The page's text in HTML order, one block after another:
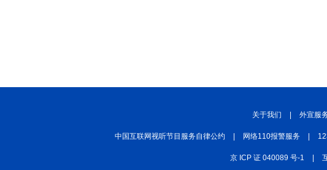
关于我们 外宣服
中国互联网视听节目服务自律公约 网络110报警服务
京 ICP 证 040089 号-1